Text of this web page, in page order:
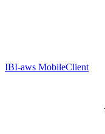
IBI-aws MobileClient